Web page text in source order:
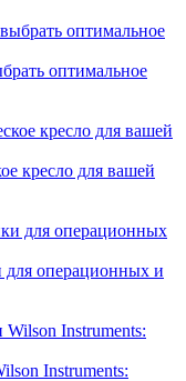
оптимальное
кресло для вашей
для операционных и
Instruments: